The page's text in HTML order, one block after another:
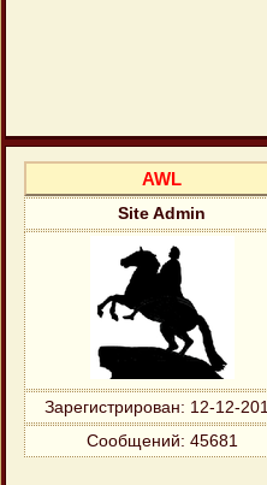
AWL
Site Admin
Зарегистрирован: 12-12-
Сообщений: 45681